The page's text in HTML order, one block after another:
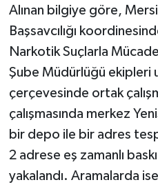
Alınan bilgiye göre,
Başsavcılığı
Narkotik Suçlarla
Şube Müdürlüğü ekipleri
çerçevesinde ortak
çalışmasında merkez
bir depo ile bir adres
2 adrese eş zamanlı
yakalandı. Aramalarda